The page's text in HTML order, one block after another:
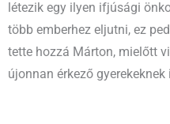
létezik egy ilyen ifjúsági
több emberhez eljutni, ez
tette hozzá Márton, mielőtt
újonnan érkező